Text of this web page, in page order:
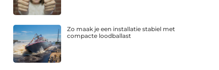
Zo maak je een installatie stabiel met
compacte loodballast